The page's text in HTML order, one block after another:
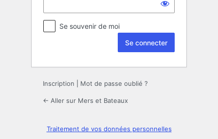
Se souvenir de moi
Inscription Mot de passe oublié ?
← Aller sur Mers et Bateaux
Traitement de vos données personnelles